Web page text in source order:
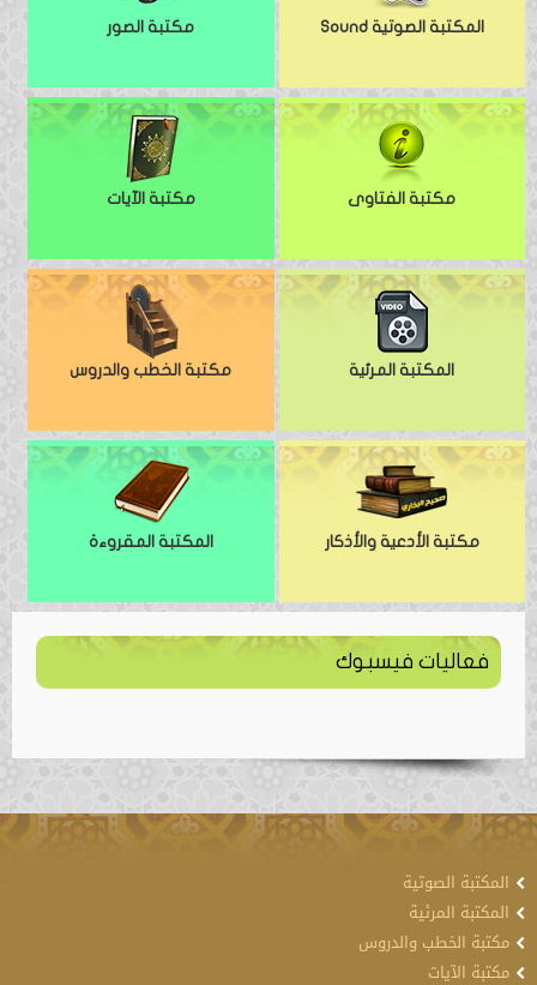
المكتبة الصوتية Sound مكتبة الصور
مكتبة الفتاوى مكتبة الآيات
المكتبة المرئية مكتبة الخطب والدروس
مكتبة الأدعية والأذكار المكتبة المقروءة
فعاليات فيسبوك
المكتبة الصوتية
المكتبة المرئية
مكتبة الخطب والدروس
مكتبة الآيات